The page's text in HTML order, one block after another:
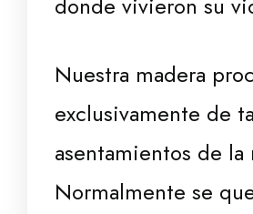
Nuestra madera
exclusivamente de
asentamientos de
Normalmente se